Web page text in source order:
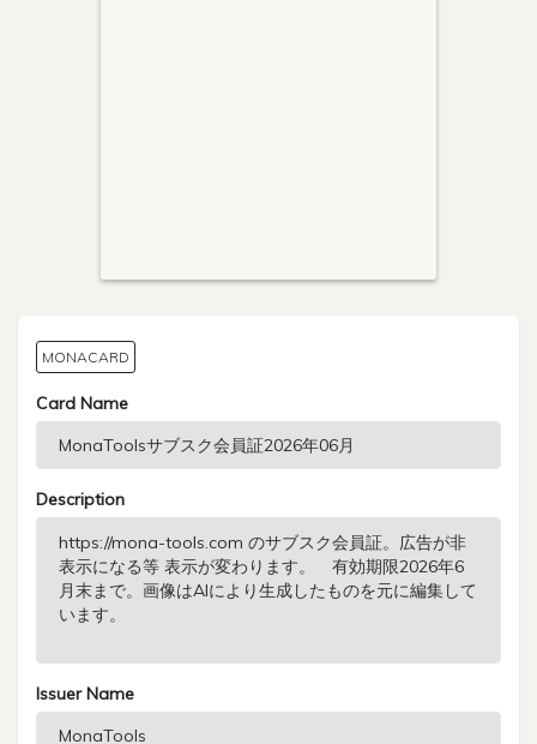
MONACARD
Card Name
Description
Issuer Name